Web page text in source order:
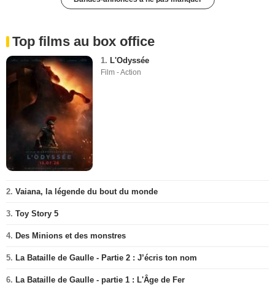
Top films au box office
1. L'Odyssée
Film - Action
2. Vaiana, la légende du bout du monde
3. Toy Story 5
4. Des Minions et des monstres
5. La Bataille de Gaulle - Partie 2 : J’écris ton nom
6. La Bataille de Gaulle - partie 1 : L'Âge de Fer